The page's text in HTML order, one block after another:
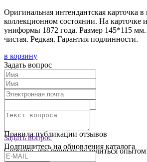
Оригинальная интендантская карточка в
коллекционном состоянии. На карточке
униформы 1872 года. Размер 145*115 мм.
чистая. Редкая. Гарантия подлинности.
в корзину
Текст отзыва:
Правила публикации отзывов
Спасибо, что решили поделиться
Задать вопрос
Задать вопрос
Подпишитесь на обновления каталога